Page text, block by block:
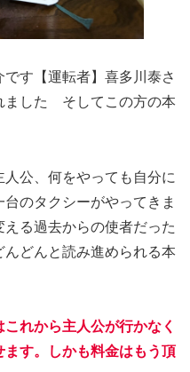
す【運転者】喜多川泰さ
ました そしてこの方の本
公、何をやっても自分に
のタクシーがやってきま
る過去からの使者だった
どんと読み進められる本
れから主人公が行かなく
す。しかも料金はもう頂